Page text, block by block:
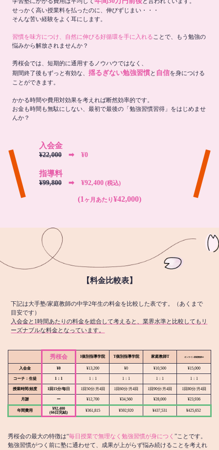
せっかく高い授業料を払ったのに、伸びずじまい・・・
そんな苦い経験をよく耳にします。
習慣を味方につけ、自然に伸びる好循環を手に入れることで、もう勉強の
悩みから解放されませんか？
秀桜会では、短期的に通用するノウハウではなく、
期間終了後もずっと有効な、 揺るぎない勉強習慣と 自信を身につける
ことができます。
かかる時間や費用対効果を考えれば断然効率的です。
お金も時間も無駄にしない、最初で最後の「勉強習慣習得」をはじめませ
んか？
入会金
¥22,000 ➡︎ ¥0
指導料
¥99,800 ➡︎ ¥92,400 (税込)
(1 ヶ月あたり¥42,000)
【料金比較表】
下記は大手塾/家庭教師の中学2年生の料金を比較した表です。（あくまで
目安です）
入会金と1時間あたりの料金を総合して考えると、業界水準と比較してもリ
ーズナブルな料金となっています。
秀桜会 I個別指導学院 T個別指導学院 家庭教師T オンライン家庭教師M
入会金 ¥0 ¥13,200 ¥0 ¥10,500 ¥15,000
コーチ：生徒 1：1 1：1 1：1 1：1 1：1
授業時間/頻度 1回15分/毎日 1回50分/月4回 1回60分/月4回 1回90分/月4回 1回80分/月4回
月謝 ー ¥12,700 ¥34,560 ¥28,000 ¥23,936
年間費用
¥92,400
(66日完結)
¥361,815 ¥592,920 ¥437,531 ¥425,652
秀桜会の最大の特徴は“毎日授業で無理なく勉強習慣が身につく ”ことです。
勉強習慣がつく前に塾に通わせて、成果が上がらず悩み続けることを考えれ